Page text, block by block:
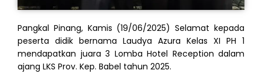
Pangkal Pinang, Kamis (19/06/2025) Selamat kepada
peserta didik bernama Laudya Azura Kelas XI PH 1
mendapatkan juara 3 Lomba Hotel Reception dalam
ajang LKS Prov. Kep. Babel tahun 2025.